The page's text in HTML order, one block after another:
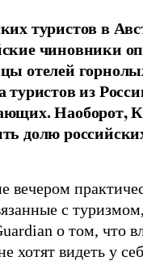
туристов в
чиновники
отелей
туристов из
Наоборот,
долю
вечером
с
о том, что
хотят видеть у